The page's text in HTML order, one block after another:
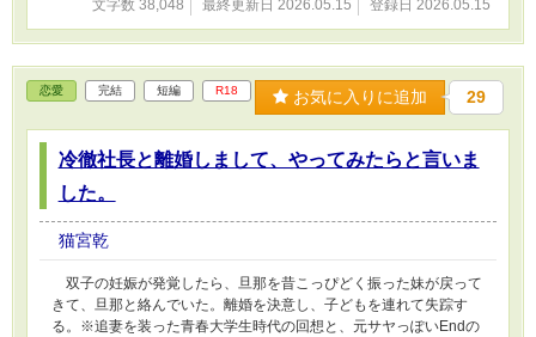
文字数 38,048 最終更新日 2026.05.15 登録日 2026.05.15
恋愛 完結 短編 R18 お気に入りに追加 29
冷徹社長と離婚しまして、やってみたらと言いま
した。
猫宮乾
双子の妊娠が発覚したら、旦那を昔こっぴどく振った妹が戻って
きて、旦那と絡んでいた。離婚を決意し、子どもを連れて失踪す
る。※追妻を装った青春大学生時代の回想と、元サヤっぽいEndの